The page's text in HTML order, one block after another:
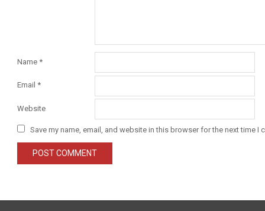
Name *
Email *
Website
Save my name, email, and website in this browser for the next time I